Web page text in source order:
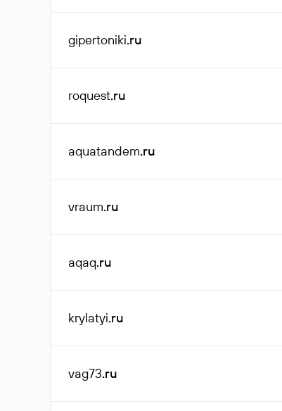
gipertoniki.ru
roquest.ru
aquatandem.ru
vraum.ru
aqaq.ru
krylatyi.ru
vag73.ru